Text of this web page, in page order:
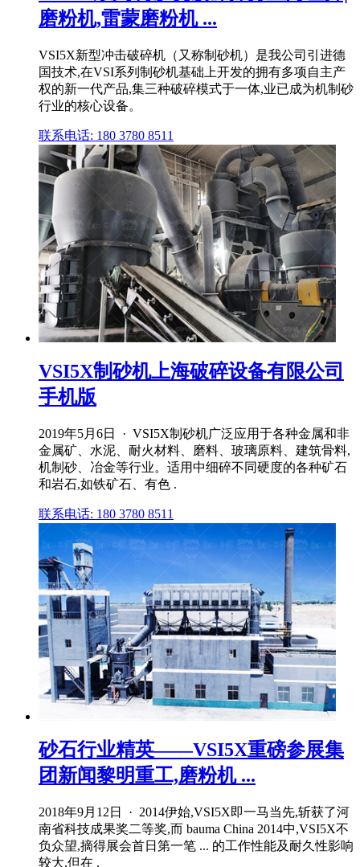
磨粉机,雷蒙磨粉机 ...
VSI5X新型冲击破碎机（又称制砂机）是我公司引进德
国技术,在VSI系列制砂机基础上开发的拥有多项自主产
权的新一代产品,集三种破碎模式于一体,业已成为机制砂
行业的核心设备。
联系电话: 180 3780 8511
VSI5X制砂机上海破碎设备有限公司
手机版
2019年5月6日 · VSI5X制砂机广泛应用于各种金属和非
金属矿、水泥、耐火材料、磨料、玻璃原料、建筑骨料,
机制砂、冶金等行业。适用中细碎不同硬度的各种矿石
和岩石,如铁矿石、有色 .
联系电话: 180 3780 8511
砂石行业精英——VSI5X重磅参展集
团新闻黎明重工,磨粉机 ...
2018年9月12日 · 2014伊始,VSI5X即一马当先,斩获了河
南省科技成果奖二等奖,而 bauma China 2014中,VSI5X不
负众望,摘得展会首日第一笔 ... 的工作性能及耐久性影响
较大,但在 .